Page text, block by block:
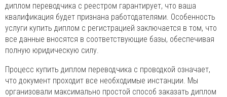
диплом переводчика с реестром гарантирует, что ваша
квалификация будет признана работодателями. Особенность
услуги купить диплом с регистрацией заключается в том, что
все данные вносятся в соответствующие базы, обеспечивая
полную юридическую силу.
Процесс купить диплом переводчика с проводкой означает,
что документ проходит все необходимые инстанции. Мы
организовали максимально простой способ заказать диплом